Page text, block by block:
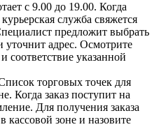
с 9.00 до 19.00. Когда
служба свяжется
предложит выбрать
уточнит адрес. Осмотрите
соответствие указанной
торговых точек для
Когда заказ поступит на
Для получения заказа
кассовой зоне и назовите